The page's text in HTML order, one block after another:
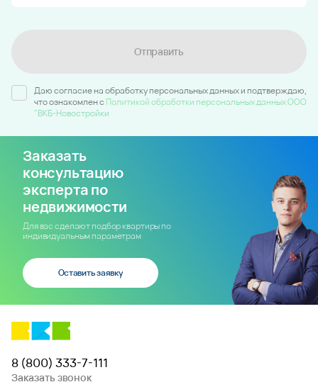
Отправить
Даю согласие на обработку персональных данных и подтверждаю,
что ознакомлен c Политикой обработки персональных данных ООО
"ВКБ-Новостройки
Заказать
консультацию
эксперта по
недвижимости
Для вас сделают подбор квартиры по
индивидуальным параметрам
Оставить заявку
8 (800) 333-7-111
Заказать звонок